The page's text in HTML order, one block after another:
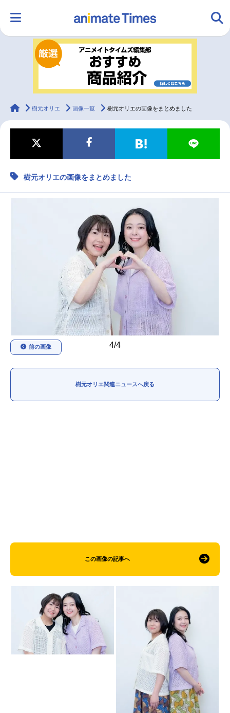
ランキング アニメ
ラジオ
マンガ・ラノベ ゲーム・アプリ 音楽 コスプレ
2.5次元 配信・Vtuber
声優記事一覧
実写化映画一覧
今期アニメ曜日別一覧
夏アニメ
冬アニメ
男性声優/女性声優一覧
animateTimes
樹元オリエ 画像一覧 樹元オリエの画像をまとめました
樹元オリエの画像をまとめました
4/4
前の画像
樹元オリエ関連ニュースへ戻る
この画像の記事へ